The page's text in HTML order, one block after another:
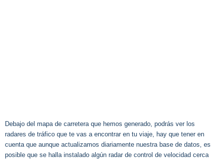
Debajo del mapa de carretera que hemos generado, podrás ver los
radares de tráfico que te vas a encontrar en tu viaje, hay que tener en
cuenta que aunque actualizamos diariamente nuestra base de datos, es
posible que se halla instalado algún radar de control de velocidad cerca